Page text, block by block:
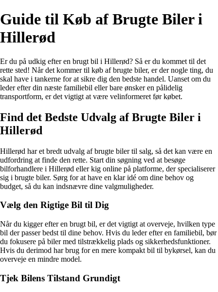
Guide til Køb af Brugte Biler i
Hillerød
Er du på udkig efter en brugt bil i Hillerød? Så er du kommet til det
rette sted! Når det kommer til køb af brugte biler, er der nogle ting, du
skal have i tankerne for at sikre dig den bedste handel. Uanset om du
leder efter din næste familiebil eller bare ønsker en pålidelig
transportform, er det vigtigt at være velinformeret før købet.
Find det Bedste Udvalg af Brugte Biler i
Hillerød
Hillerød har et bredt udvalg af brugte biler til salg, så det kan være en
udfordring at finde den rette. Start din søgning ved at besøge
bilforhandlere i Hillerød eller kig online på platforme, der specialiserer
sig i brugte biler. Sørg for at have en klar idé om dine behov og
budget, så du kan indsnævre dine valgmuligheder.
Vælg den Rigtige Bil til Dig
Når du kigger efter en brugt bil, er det vigtigt at overveje, hvilken type
bil der passer bedst til dine behov. Hvis du leder efter en familiebil, bør
du fokusere på biler med tilstrækkelig plads og sikkerhedsfunktioner.
Hvis du derimod har brug for en mere kompakt bil til bykørsel, kan du
overveje en mindre model.
Tjek Bilens Tilstand Grundigt